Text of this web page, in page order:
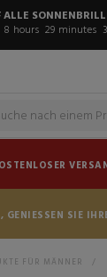
8 hours 29 minutes
GENIESSEN SIE
FÜR MÄNNER >